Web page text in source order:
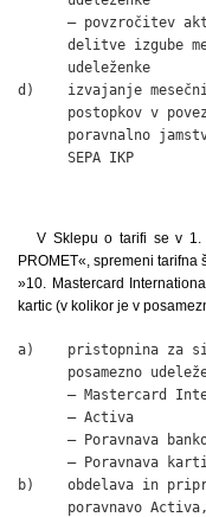
– povzročitev
delitve izgube
      udeleženke
d)    izvajanje
postopkov v
poravnalno
      SEPA IKP
V Sklepu o tarifi se v 1.
PROMET«, spremeni tarifna
»10. Mastercard
kartic (v kolikor je v
a)    pristopnina za
posamezno
– Mastercard
– Activa
– Poravnava
– Poravnava
b)    obdelava in
      poravnavo Activa,